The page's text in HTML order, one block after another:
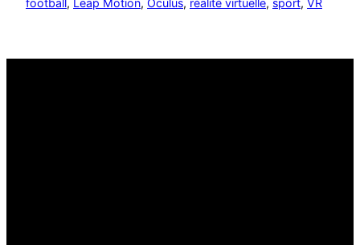
football, Leap Motion, Oculus, réalité virtuelle, sport, VR